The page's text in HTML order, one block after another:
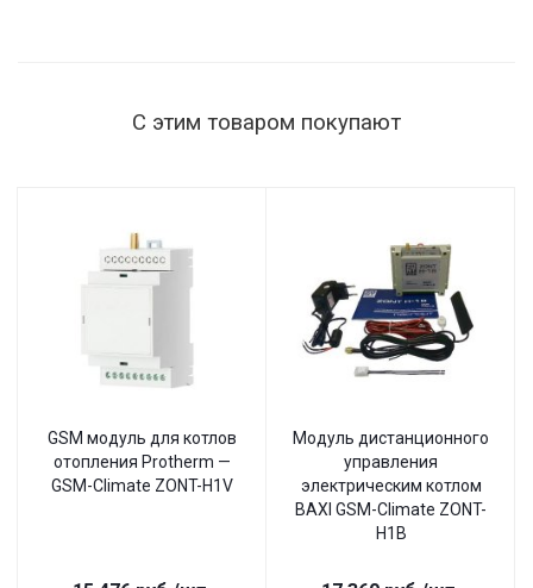
С этим товаром покупают
GSM модуль для котлов
отопления Protherm —
GSM-Climate ZONT-H1V
Модуль дистанционного
управления
электрическим котлом
BAXI GSM-Climate ZONT-
H1B